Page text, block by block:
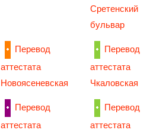
Сретенский
бульвар
Перевод
аттестата
Новоясеневская
Перевод
аттестата
Чкаловская
Перевод
аттестата
Перевод
аттестата